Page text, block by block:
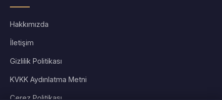
Hakkımızda
İletişim
Gizlilik Politikası
KVKK Aydınlatma Metni
Çerez Politikası